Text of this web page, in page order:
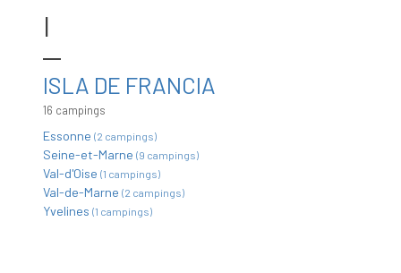
I
ISLA DE FRANCIA
16 campings
Essonne (2 campings)
Seine-et-Marne (9 campings)
Val-d'Oise (1 campings)
Val-de-Marne (2 campings)
Yvelines (1 campings)